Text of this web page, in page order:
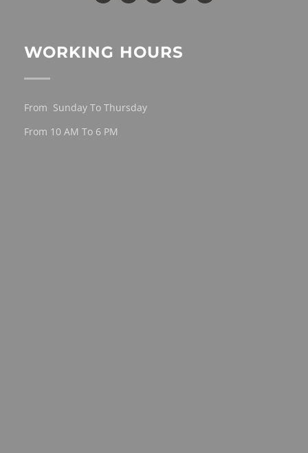
WORKING HOURS
From Sunday To Thursday
From 10 AM To 6 PM